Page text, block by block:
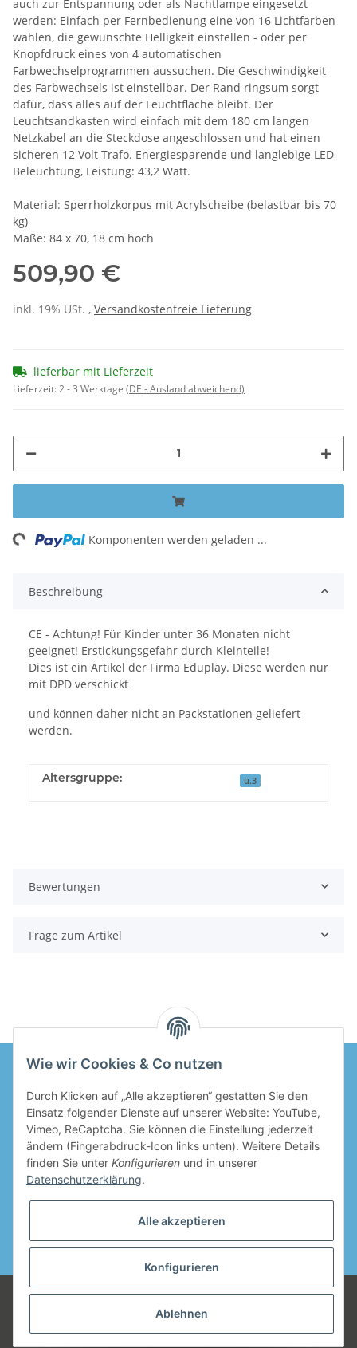
auch zur Entspannung oder als Nachtlampe eingesetzt
werden: Einfach per Fernbedienung eine von 16 Lichtfarben
wählen, die gewünschte Helligkeit einstellen - oder per
Knopfdruck eines von 4 automatischen
Farbwechselprogrammen aussuchen. Die Geschwindigkeit
des Farbwechsels ist einstellbar. Der Rand ringsum sorgt
dafür, dass alles auf der Leuchtfläche bleibt. Der
Leuchtsandkasten wird einfach mit dem 180 cm langen
Netzkabel an die Steckdose angeschlossen und hat einen
sicheren 12 Volt Trafo. Energiesparende und langlebige LED-
Beleuchtung, Leistung: 43,2 Watt.
Material: Sperrholzkorpus mit Acrylscheibe (belastbar bis 70
kg)
Maße: 84 x 70, 18 cm hoch
509,90 €
inkl. 19% USt. , Versandkostenfreie Lieferung
lieferbar mit Lieferzeit
Lieferzeit:2 - 3 Werktage (DE - Ausland abweichend)
Komponenten werden geladen ...
Beschreibung
CE - Achtung! Für Kinder unter 36 Monaten nicht
geeignet! Erstickungsgefahr durch Kleinteile!
Dies ist ein Artikel der Firma Eduplay. Diese werden nur
mit DPD verschickt
und können daher nicht an Packstationen geliefert
werden.
Altersgruppe: ü.3
Bewertungen
Frage zum Artikel
Informationen
Gesetzliche Informationen
© mahalinchen GmbH
Wir sind ein junges, modernes Unternehmen.
Unsere Qualitätsansprüche sind für uns die oberste Maxime unseres
anbieten, identifizieren.
Wie wir Cookies & Co nutzen
Durch Klicken auf „Alle akzeptieren“ gestatten Sie den
Einsatz folgender Dienste auf unserer Website: YouTube,
Vimeo, ReCaptcha. Sie können die Einstellung jederzeit
ändern (Fingerabdruck-Icon links unten). Weitere Details
finden Sie unter Konfigurieren und in unserer
Datenschutzerklärung.
Alle akzeptieren
Konfigurieren
Ablehnen